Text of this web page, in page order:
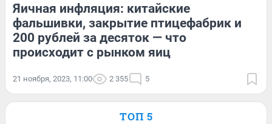
Яичная инфляция: китайские
фальшивки, закрытие птицефабрик и
200 рублей за десяток — что
происходит с рынком яиц
21 ноября, 2023, 11:00 2 355 5
ТОП 5